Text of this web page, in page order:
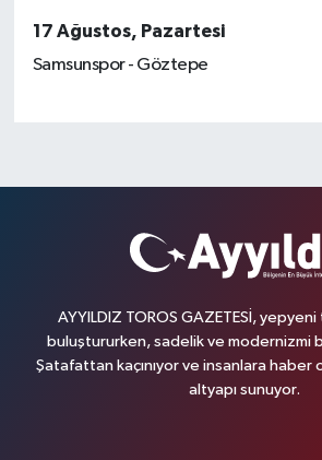
17 Ağustos, Pazartesi
Samsunspor - Göztepe
AYYILDIZ TOROS GAZETESİ,
buluştururken, sadelik ve modernizmi
Şatafattan kaçınıyor ve insanlara haber
altyapı sunuyor.